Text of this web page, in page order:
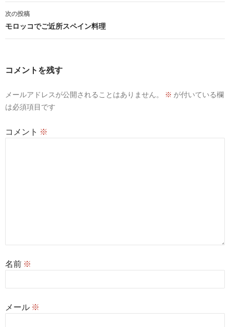
ナ
ビ
ゲ
ョ
次の投稿
モロッコでご近所スペイン料理
コメントを残す
メールアドレスが公開されることはありません。 ※ が付いている欄
は必須項目です
コメント ※
名前 ※
メール ※